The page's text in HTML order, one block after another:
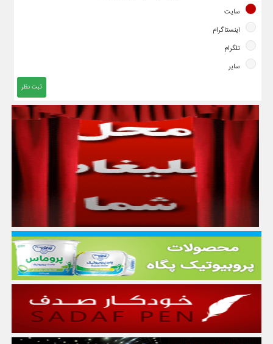
سایت
اینستاگرام
تلگرام
سایر
ثبت نظر